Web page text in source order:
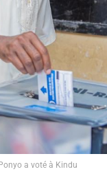
a voté à Kindu